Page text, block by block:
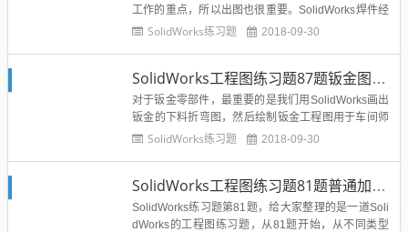
工作的重点，所以出图也很重要。SolidWorks焊件经
典的用途就是型材类和板材类的焊接零部件，今天给
62题本题重点：1、...
SolidWorks练习题 2018-09-30
SolidWorks工程图练习题87题钣金图纸出图练习题
对于钣金零部件，最重要的是我们用SolidWorks画出
钣金的下料折弯图，然后绘制钣金工程图用于车间师
傅看图折弯，然后导出CAD下料图，用于等离子的下
用图进行讲解。模型取自SolidWorks钣金练...
SolidWorks练习题 2018-09-30
SolidWorks工程图练习题81题普通加工件剖视图画法
SolidWorks练习题第81题，给大家整理的是一道Soli
dWorks的工程图练习题，从81题开始，从不同类型